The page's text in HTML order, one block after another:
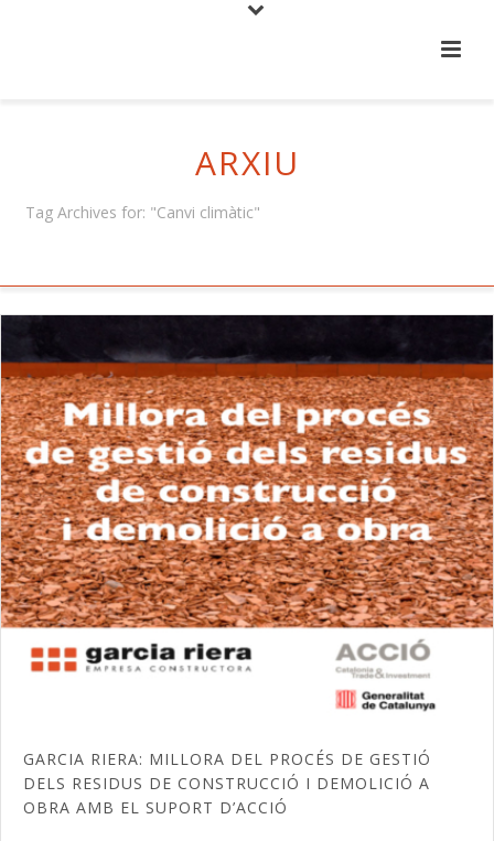
ARXIU
Tag Archives for: "Canvi climàtic"
GARCIA RIERA: MILLORA DEL PROCÉS DE GESTIÓ
DELS RESIDUS DE CONSTRUCCIÓ I DEMOLICIÓ A
OBRA AMB EL SUPORT D’ACCIÓ